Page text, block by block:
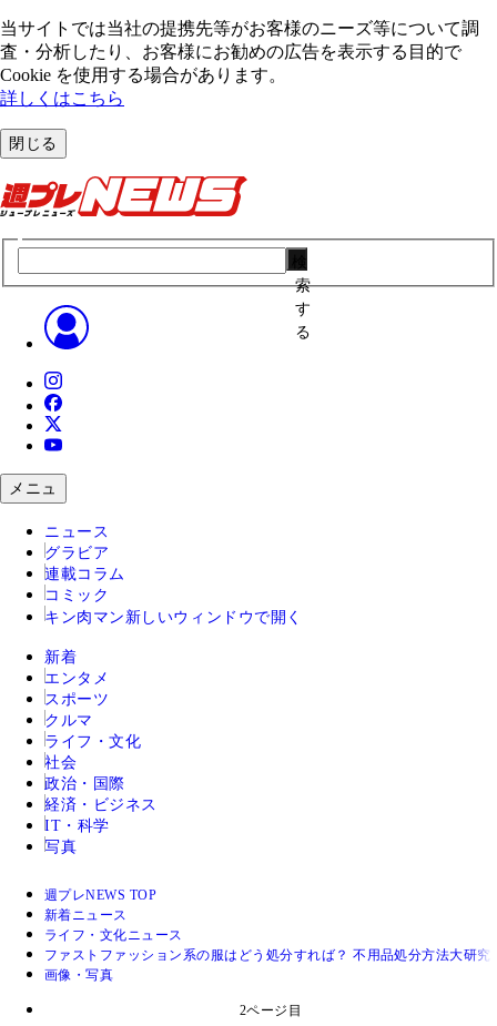
当サイトでは当社の提携先等がお客様のニーズ等について調
査・分析したり、お客様にお勧めの広告を表⽰する⽬的で
Cookie を使⽤する場合があります。
詳しくはこちら
閉じる
索
す
る
メニュ
ニュース
グラビア
連載コラム
コミック
キン肉マン 新しいウィンドウで開く
新着
エンタメ
スポーツ
クルマ
ライフ・文化
社会
政治・国際
経済・ビジネス
IT・科学
写真
週プレNEWS TOP
新着ニュース
ライフ・文化ニュース
ファストファッション系の服はどう処分すれば？ 不用品処分方法大研究
画像・写真
2ページ目